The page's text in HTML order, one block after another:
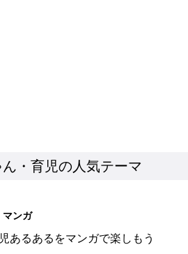
・育児の人気テーマ
マンガ
あるあるをマンガで楽しもう